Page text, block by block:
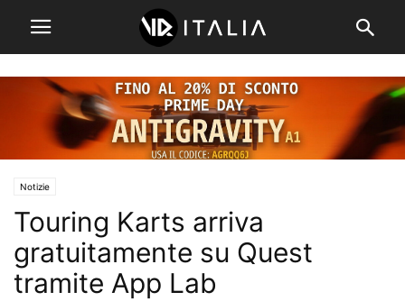
Notizie
Touring Karts arriva
gratuitamente su Quest
tramite App Lab